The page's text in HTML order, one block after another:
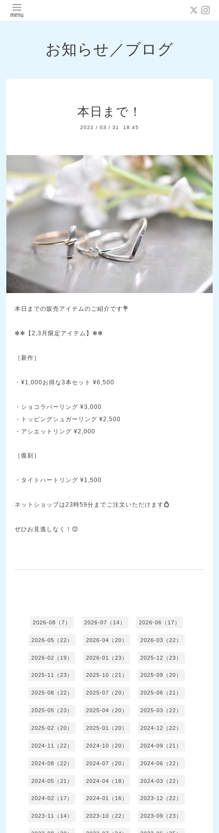
お知らせ／ブログ
本日まで！
2022 / 03 / 31 18:45
本日までの販売アイテムのご紹介です💐
✻✻【2,3月限定アイテム】✻✻
［新作］
・¥1,000お得な3本セット ¥6,500
・ショコラバーリング ¥3,000
・トッピングシュガーリング ¥2,500
・アシエットリング ¥2,000
［復刻］
・タイトハートリング ¥1,500
ネットショップは23時59分までご注文いただけます💍
ぜひお見逃しなく！😊
2026-08（7） 2026-07（14） 2026-06（17）
2026-05（22） 2026-04（20） 2026-03（22）
2026-02（19） 2026-01（23） 2025-12（23）
2025-11（23） 2025-10（21） 2025-09（20）
2025-08（22） 2025-07（20） 2025-06（21）
2025-05（23） 2025-04（20） 2025-03（22）
2025-02（20） 2025-01（20） 2024-12（22）
2024-11（22） 2024-10（20） 2024-09（21）
2024-08（22） 2024-07（20） 2024-06（22）
2024-05（21） 2024-04（18） 2024-03（22）
2024-02（17） 2024-01（16） 2023-12（22）
2023-11（14） 2023-10（22） 2023-09（23）